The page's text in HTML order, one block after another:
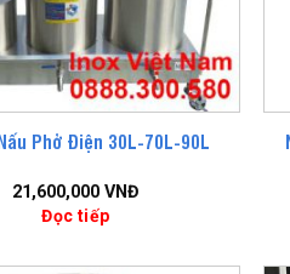
Phở Điện 30L-70L-90L
21,600,000VNĐ
Đọc tiếp